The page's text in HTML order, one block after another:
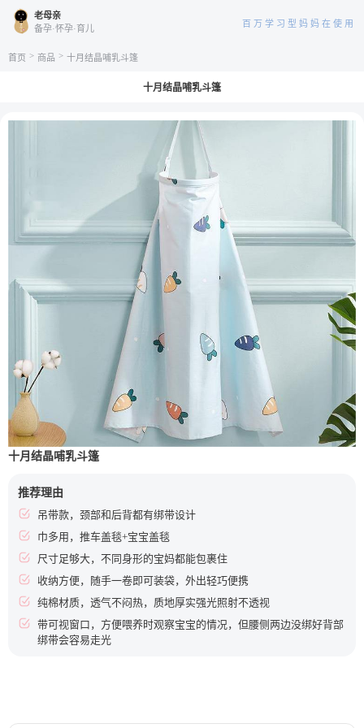
老母亲
备孕·怀孕·育儿
百万学习型妈妈在使用
首页 > 商品 > 十月结晶哺乳斗篷
十月结晶哺乳斗篷
十月结晶哺乳斗篷
推荐理由
吊带款，颈部和后背都有绑带设计
巾多用，推车盖毯+宝宝盖毯
尺寸足够大，不同身形的宝妈都能包裹住
收纳方便，随手一卷即可装袋，外出轻巧便携
纯棉材质，透气不闷热，质地厚实强光照射不透视
带可视窗口，方便喂养时观察宝宝的情况，但腰侧两边没绑好背部
绑带会容易走光